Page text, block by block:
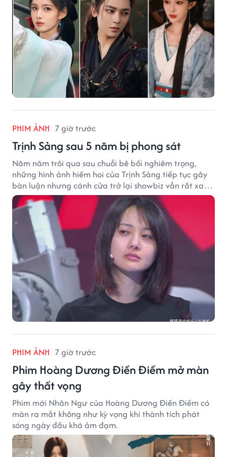
PHIM ẢNH 7 giờ trước
Trịnh Sảng sau 5 năm bị phong sát
Năm năm trôi qua sau chuỗi bê bối nghiêm trọng,
những hình ảnh hiếm hoi của Trịnh Sảng tiếp tục gây
bàn luận nhưng cánh cửa trở lại showbiz vẫn rất xa
vời.
PHIM ẢNH 7 giờ trước
Phim Hoàng Dương Điền Điềm mở màn
gây thất vọng
Phim mới Nhân Ngư của Hoàng Dương Điền Điềm có
màn ra mắt không như kỳ vọng khi thành tích phát
sóng ngày đầu khá ảm đạm.